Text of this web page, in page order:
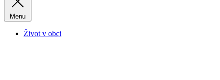
Menu
Život v obci